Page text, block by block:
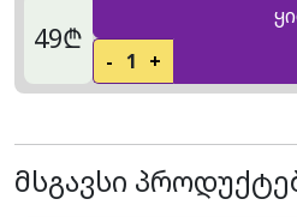
49₾
- 1 +
მსგავსი